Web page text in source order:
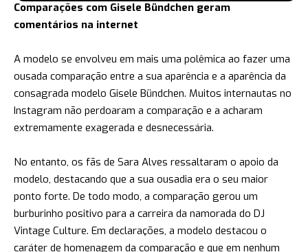
Comparações com Gisele Bündchen geram
comentários na internet
A modelo se envolveu em mais uma polêmica ao fazer uma
ousada comparação entre a sua aparência e a aparência da
consagrada modelo Gisele Bündchen. Muitos internautas no
Instagram não perdoaram a comparação e a acharam
extremamente exagerada e desnecessária.
No entanto, os fãs de Sara Alves ressaltaram o apoio da
modelo, destacando que a sua ousadia era o seu maior
ponto forte. De todo modo, a comparação gerou um
burburinho positivo para a carreira da namorada do DJ
Vintage Culture. Em declarações, a modelo destacou o
caráter de homenagem da comparação e que em nenhum